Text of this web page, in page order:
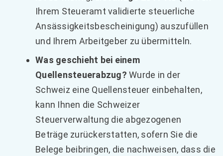
Ihrem Steueramt validierte steuerliche
Ansässigkeitsbescheinigung) auszufüllen
und Ihrem Arbeitgeber zu übermitteln.
Was geschieht bei einem
Quellensteuerabzug? Wurde in der
Schweiz eine Quellensteuer einbehalten,
kann Ihnen die Schweizer
Steuerverwaltung die abgezogenen
Beträge zurückerstatten, sofern Sie die
Belege beibringen, die nachweisen, dass die